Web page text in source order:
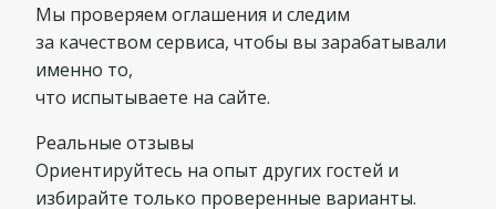
Мы проверяем оглашения и следим
за качеством сервиса, чтобы вы зарабатывали
именно то,
что испытываете на сайте.
Реальные отзывы
Ориентируйтесь на опыт других гостей и
избирайте только проверенные варианты.